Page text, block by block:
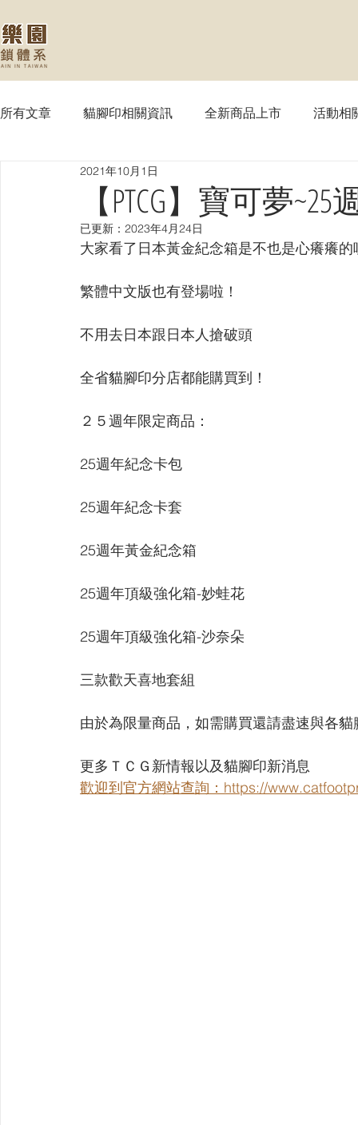
所有文章 貓腳印相關資訊 全新商品上市 活動相
【MTG】魔法風雲會
【SVE】闇影詩章 【WIXOSS】戰鬥少女 【VG
【VIVIDZ】Vividz 【BS】Battle Spirits
【LC】最終編年史-無限
【PTCG】寶可夢
2021年10月1日
已更新： 2023年4月24日
大家看了日本黃金紀念箱是不也是心癢癢的
繁體中文版也有登場啦！
不用去日本跟日本人搶破頭
全省貓腳印分店都能購買到！
２５週年限定商品：
25週年紀念卡包
25週年紀念卡套
25週年黃金紀念箱
25週年頂級強化箱-妙蛙花
25週年頂級強化箱-沙奈朵
三款歡天喜地套組
由於為限量商品，如需購買還請盡速與各
更多ＴＣＧ新情報以及貓腳印新消息
歡迎到官方網站查詢：https://